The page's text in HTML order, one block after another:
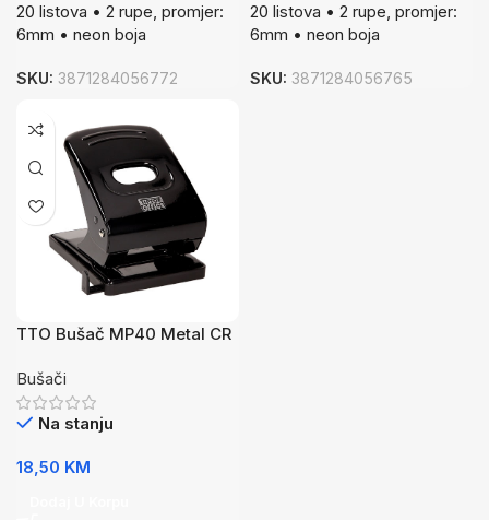
20 listova • 2 rupe, promjer:
6mm • neon boja
SKU: 3871284056772
20 listova • 2 rupe, promjer:
6mm • neon boja
SKU: 3871284056765
TTO Bušač MP40 Metal CR
Bušači
Na stanju
18,50 KM